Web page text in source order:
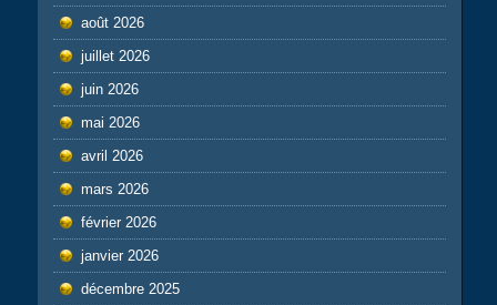
août 2026
juillet 2026
juin 2026
mai 2026
avril 2026
mars 2026
février 2026
janvier 2026
décembre 2025